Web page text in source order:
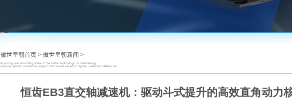
傲世皇朝首页 > 傲世皇朝新闻 >
恒齿EB3直交轴减速机：驱动斗式提升的高效直角动力